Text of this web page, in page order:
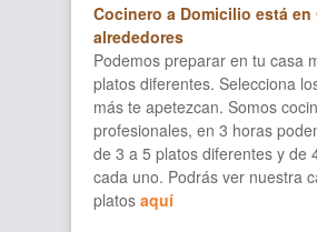
Cocinero a Domicilio está en
alrededores
Podemos preparar en tu casa
platos diferentes. Selecciona
más te apetezcan. Somos
profesionales, en 3 horas
de 3 a 5 platos diferentes y de
cada uno. Podrás ver nuestra
platos aquí